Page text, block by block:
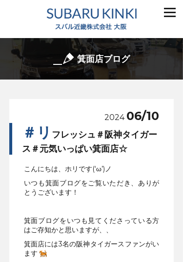
箕面店ブログ
2024 06/10
＃リ フレッシュ＃阪神タイガー
ス＃元気いっぱい箕面店☆
こんにちは、ホリです(‘ω’)ノ
いつも箕面ブログをご覧いただき、ありが
とうございます！
箕面ブログをいつも見てくださっている方
はご存知かと思いますが、、
箕面店には3名の阪神タイガースファンがい
ます